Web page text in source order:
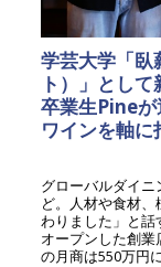
学芸大学「臥
ト）」とし
卒業生Pineが
ワインを軸
グローバルダイ
ど。人材や食材
わりました」と話
オープンした創業
の月商は550万円